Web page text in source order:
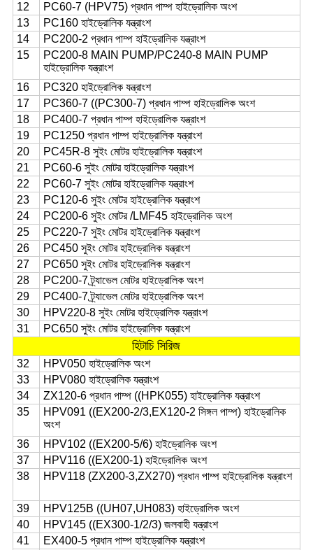
12
PC60-7 (HPV75) প্রধান পাম্প হাইড্রোলিক অংশ
13
PC160 হাইড্রোলিক যন্ত্রাংশ
14
PC200-2 প্রধান পাম্প হাইড্রোলিক যন্ত্রাংশ
15
PC200-8 MAIN PUMP/PC240-8 MAIN PUMP
হাইড্রোলিক যন্ত্রাংশ
16
PC320 হাইড্রোলিক যন্ত্রাংশ
17
PC360-7 ((PC300-7) প্রধান পাম্প হাইড্রোলিক অংশ
18
PC400-7 প্রধান পাম্প হাইড্রোলিক যন্ত্রাংশ
19
PC1250 প্রধান পাম্প হাইড্রোলিক যন্ত্রাংশ
20
PC45R-8 সুইং মোটর হাইড্রোলিক যন্ত্রাংশ
21
PC60-6 সুইং মোটর হাইড্রোলিক যন্ত্রাংশ
22
PC60-7 সুইং মোটর হাইড্রোলিক যন্ত্রাংশ
23
PC120-6 সুইং মোটর হাইড্রোলিক যন্ত্রাংশ
24
PC200-6 সুইং মোটর /LMF45 হাইড্রোলিক অংশ
25
PC220-7 সুইং মোটর হাইড্রোলিক যন্ত্রাংশ
26
PC450 সুইং মোটর হাইড্রোলিক যন্ত্রাংশ
27
PC650 সুইং মোটর হাইড্রোলিক যন্ত্রাংশ
28
PC200-7 ট্র্যাভেল মোটর হাইড্রোলিক অংশ
29
PC400-7 ট্র্যাভেল মোটর হাইড্রোলিক অংশ
30
HPV220-8 সুইং মোটর হাইড্রোলিক যন্ত্রাংশ
31
PC650 সুইং মোটর হাইড্রোলিক যন্ত্রাংশ
হিটাচি সিরিজ
32
HPV050 হাইড্রোলিক অংশ
33
HPV080 হাইড্রোলিক যন্ত্রাংশ
34
ZX120-6 প্রধান পাম্প ((HPK055) হাইড্রোলিক যন্ত্রাংশ
35
HPV091 ((EX200-2/3,EX120-2 সিঙ্গল পাম্প) হাইড্রোলিক
অংশ
36
HPV102 ((EX200-5/6) হাইড্রোলিক অংশ
37
HPV116 ((EX200-1) হাইড্রোলিক অংশ
38
HPV118 (ZX200-3,ZX270) প্রধান পাম্প হাইড্রোলিক যন্ত্রাংশ
39
HPV125B ((UH07,UH083) হাইড্রোলিক অংশ
40
HPV145 ((EX300-1/2/3) জলবাহী যন্ত্রাংশ
41
EX400-5 প্রধান পাম্প হাইড্রোলিক যন্ত্রাংশ